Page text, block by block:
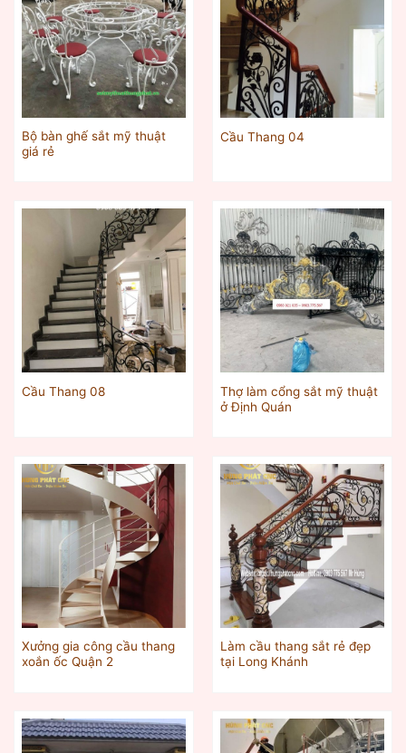
Bộ bàn ghế sắt mỹ thuật
giá rẻ
Cầu Thang 04
Cầu Thang 08
Thợ làm cổng sắt mỹ thuật
ở Định Quán
Xưởng gia công cầu thang
xoắn ốc Quận 2
Làm cầu thang sắt rẻ đẹp
tại Long Khánh